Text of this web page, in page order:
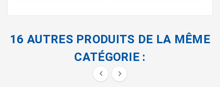
16 AUTRES PRODUITS DE LA MÊME
CATÉGORIE :
 